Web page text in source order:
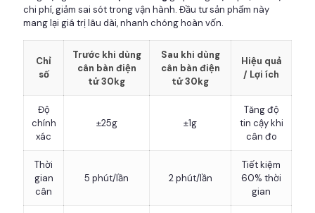
chi phí, giảm sai sót trong vận hành. Đầu tư sản phẩm này
mang lại giá trị lâu dài, nhanh chóng hoàn vốn.
Chỉ
số
Trước khi dùng
cân bàn điện
tử 30kg
Sau khi dùng
cân bàn điện
tử 30kg
Hiệu quả
/ Lợi ích
Độ
chính
xác
±25g ±1g
Tăng độ
tin cậy khi
cân đo
Thời
gian
cân
5 phút/lần 2 phút/lần
Tiết kiệm
60% thời
gian